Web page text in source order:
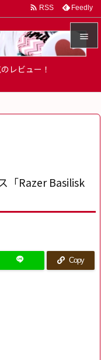




 RSS Feedly
レビュー！
「Razer Basilisk
Copy